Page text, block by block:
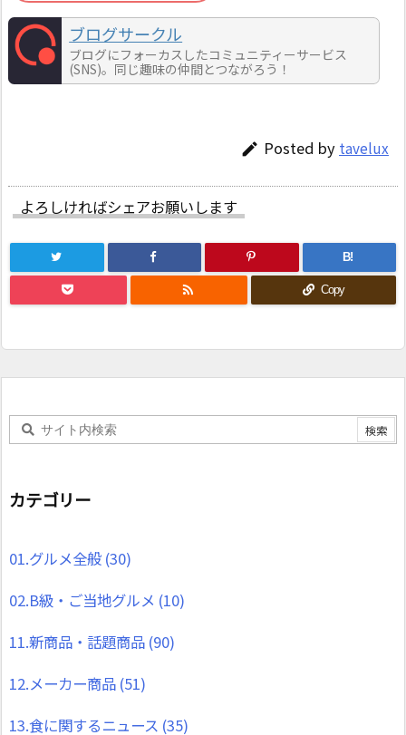
ブログサークル
ブログにフォーカスしたコミュニティーサービス
(SNS)。同じ趣味の仲間とつながろう！
 Posted by tavelux
よろしければシェアお願いします
B!
 Copy
カテゴリー
01.グルメ全般 (30)
02.B級・ご当地グルメ (10)
11.新商品・話題商品 (90)
12.メーカー商品 (51)
13.食に関するニュース (35)